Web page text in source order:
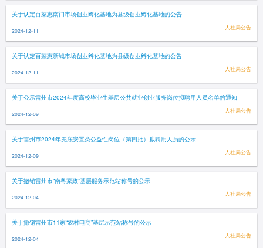
关于认定百菜惠南门市场创业孵化基地为县级创业孵化基地的公告
2024-12-11 人社局公告
关于认定百菜惠新城市场创业孵化基地为县级创业孵化基地的公告
2024-12-11 人社局公告
关于公示雷州市2024年度高校毕业生基层公共就业创业服务岗位拟聘用人员名单的通知
2024-12-09 人社局公告
关于雷州市2024年兜底安置类公益性岗位（第四批）拟聘用人员的公示
2024-12-09 人社局公告
关于撤销雷州市“南粤家政”基层服务示范站称号的公示
2024-12-04 人社局公告
关于撤销雷州市11家“农村电商”基层示范站称号的公示
2024-12-04 人社局公告